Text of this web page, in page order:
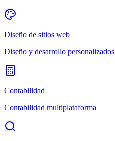
Diseño de sitios web
Diseño y desarrollo personalizados
Contabilidad
Contabilidad multiplataforma